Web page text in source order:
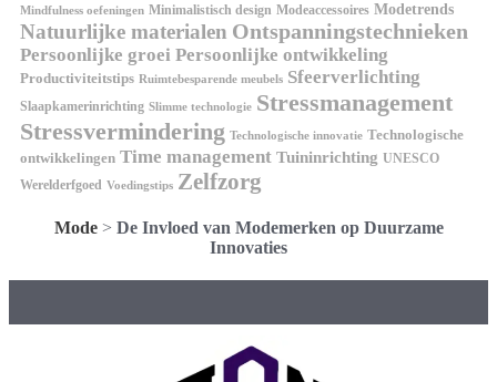
Mindfulness oefeningen Minimalistisch design Modeaccessoires Modetrends
Natuurlijke materialen Ontspanningstechnieken
Persoonlijke groei Persoonlijke ontwikkeling
Productiviteitstips Ruimtebesparende meubels Sfeerverlichting
Slaapkamerinrichting Slimme technologie Stressmanagement
Stressvermindering Technologische innovatie Technologische
ontwikkelingen Time management Tuininrichting UNESCO
Werelderfgoed
Voedingstips Zelfzorg
Mode> De Invloed van Modemerken op Duurzame
Innovaties